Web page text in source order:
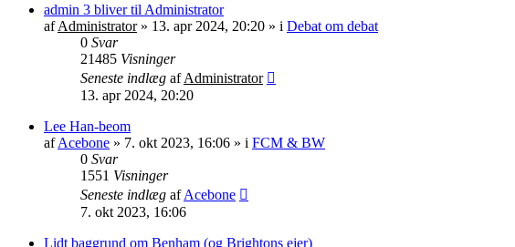
admin 3 bliver til Administrator
afAdministrator» 13. apr 2024, 20:20 » i Debat om debat
0 Svar
21485 Visninger
Seneste indlæg afAdministrator
13. apr 2024, 20:20
Lee Han-beom
afAcebone » 7. okt 2023, 16:06 » i FCM & BW
0 Svar
1551 Visninger
Seneste indlæg afAcebone
7. okt 2023, 16:06
Lidt baggrund om Benham (og Brightons ejer)